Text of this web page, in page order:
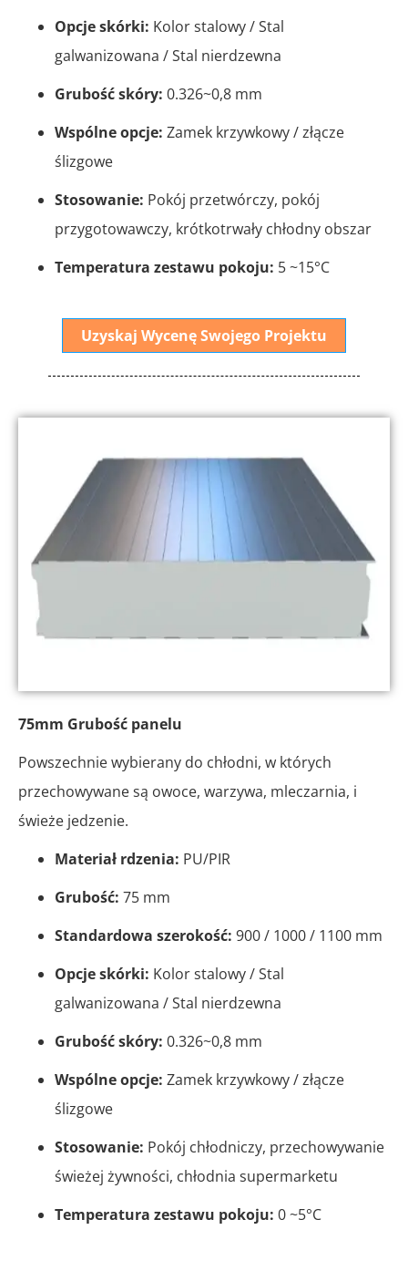
Opcje skórki: Kolor stalowy / Stal
galwanizowana / Stal nierdzewna
Grubość skóry: 0.326~0,8 mm
Wspólne opcje: Zamek krzywkowy / złącze
ślizgowe
Stosowanie: Pokój przetwórczy, pokój
przygotowawczy, krótkotrwały chłodny obszar
Temperatura zestawu pokoju: 5 ~15°C
Uzyskaj Wycenę Swojego Projektu
75mm Grubość panelu
Powszechnie wybierany do chłodni, w których
przechowywane są owoce, warzywa, mleczarnia, i
świeże jedzenie.
Materiał rdzenia: PU/PIR
Grubość: 75 mm
Standardowa szerokość: 900 / 1000 / 1100 mm
Opcje skórki: Kolor stalowy / Stal
galwanizowana / Stal nierdzewna
Grubość skóry: 0.326~0,8 mm
Wspólne opcje: Zamek krzywkowy / złącze
ślizgowe
Stosowanie: Pokój chłodniczy, przechowywanie
świeżej żywności, chłodnia supermarketu
Temperatura zestawu pokoju: 0 ~5°C